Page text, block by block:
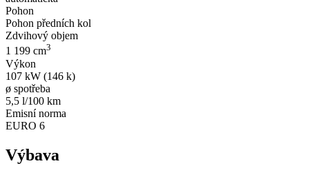
Pohon
Pohon předních kol
Zdvihový objem
1 199 cm3
Výkon
107 kW (146 k)
ø spotřeba
5,5 l/100 km
Emisní norma
EURO 6
Výbava